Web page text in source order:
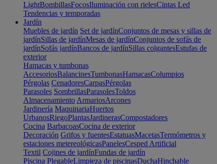
LightBombillasFocosIluminación con rielesCintas Led
Tendencias y temporadas
Jardín
Muebles de jardín Set de jardínConjuntos de mesas y sillas de
jardínSillas de jardínMesas de jardínConjuntos de sofás de
jardínSofás jardínBancos de jardínSillas colgantesEstufas de
exterior
Hamacas y tumbonas
AccesoriosBalancinesTumbonasHamacasColumpios
Pérgolas CenadoresCarpasPérgolas
Parasoles SombrillasParasolesToldos
Almacenamiento ArmariosArcones
Jardinería MaquinariaHuertos
UrbanosRiegoPlantasJardinerasCompostadores
Cocina BarbacoasCocina de exterior
Decoración Grifos y fuentesEstatuasMacetasTermómetros y
estaciones metereológicasPanelesCesped Artificial
Textil Cojines de jardínFundas de jardín
Piscina PlegableLimpieza de piscinasDuchaHinchable